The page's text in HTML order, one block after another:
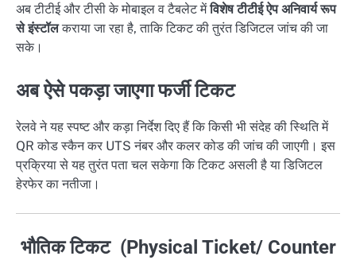
अब टीटीई और टीसी के मोबाइल व टैबलेट मेंविशेष टीटीई ऐप अनिवार्य रूप
से इंस्टॉलकराया जा रहा है, ताकि टिकट की तुरंत डिजिटल जांच की जा
सके।
अब ऐसे पकड़ा जाएगा फर्जी टिकट
रेलवे ने यह स्पष्ट और कड़ा निर्देश दिए हैं कि किसी भी संदेह की स्थिति में
QR कोड स्कैन कर UTS नंबर और कलर कोड की जांच की जाएगी। इस
प्रक्रिया से यह तुरंत पता चल सकेगा कि टिकट असली है या डिजिटल
हेरफेर का नतीजा।
भौतिक टिकट (Physical Ticket/ Counter